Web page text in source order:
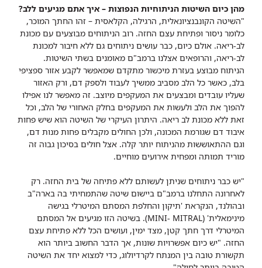
מהן כיום השיטות הניתוחיות הנפוצות – איך אתם מגיעים ללב?
"השיטה הקונבנציונאלית, הרגילה, הקלאסית – זהו החתך המוכר,
כלומר ניסור ופתיחת עצם החזה. רוב הניתוחים מבוצעים עם מכונת
לב-ריאה. אולם כיום, כבר עושים ניתוחים גם ללא חיבור למכונת
לב-ריאה, והרופאים אצלנו ברמב"ם מאומנים בשתי השיטות.
הניתוח מבוצע בעזרת מיכשור מתקדם שמאפשר לקבע אזור ספציפי
בלב, כאשר כל הלב מסביב ממשיך לעבוד ולספק דם, ורק האזור
שעליו עובדים ומבצעים את המעקפים מיוצב. זה מאפשר לנו אפילו
להפוך את הלב ולעשות את המעקפים בחלק האחורי של הלב, וכל
זאת ללא מכונת לב ריאה. היתרון העיקרי של השיטה הוא שיש פחות
איבוד דם שגורמת המכונה, ולכן החולים מקבלים פחות מנות דם,
וגם ההתאוששות מהניתוח יותר קלה. אצל חולים בסיכון גבוה זה
מוריד תמותה ומפחית אירועים מוחיים.
"יש כבר ניתוחים שניתן לעשותם ללא פתיחה של בית החזה. רק
לאחרונה התחלנו ברמב"ם ביישום שיטה שהתמחיתי בה בארה"ב
ובהולנד, הנקראת 'תיקון והחלפת המסתם המיטרלי בגישה
מינימאלית' (MINI- MITRAL). בשיטה הזו מגיעים אל המסתם
המיטרלי דרך חתך קטן, מצד ימין, ועושים הכל ללא פתיחת עצם
החזה. "יש כיום אפשרויות שונות, אך הדבר החשוב ביותר הוא
תקשורת טובה בין המנתח לקרדיולוג, כדי למצוא יחד את השיטה